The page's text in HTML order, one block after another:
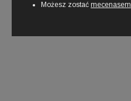
Możesz zostać mecenasem